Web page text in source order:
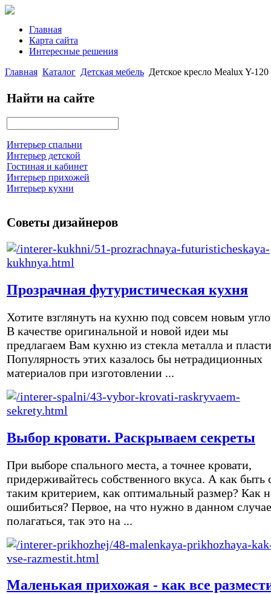
Главная
Карта сайта
Интересные решения
Главная Каталог Детская мебель Детское кресло Mealux Y-
Найти на сайте
Интерьер спальни
Интерьер детской
Гостиная и кабинет
Интерьер прихожей
Интерьер кухни
Советы дизайнеров
Прозрачная футуристическая кухня
Хотите взглянуть на кухню под совсем новым
В качестве оригинальной и новой идеи мы
предлагаем Вам кухню из стекла металла и
Популярность этих казалось бы нетрадиционных
материалов при изготовлении ...
Выбор кровати. Раскрываем секреты
При выборе спального места, а точнее кровати,
придерживайтесь собственного вкуса. А как быть
таким критерием, как оптимальный размер? Как
ошибиться? Первое, на что нужно в данном случае
полагаться, так это на ...
Маленькая прихожая - как все